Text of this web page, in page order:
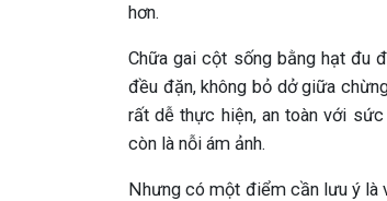
hơn.
Chữa gai cột sống bằng hạt đu
đều đặn, không bỏ dở giữa
rất dễ thực hiện, an toàn với
còn là nỗi ám ảnh.
Nhưng có một điểm cần lưu ý là